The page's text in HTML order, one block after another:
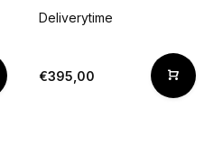
Deliverytime
€395,00